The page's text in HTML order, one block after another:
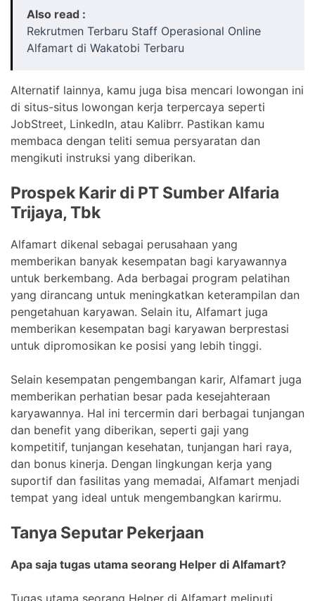
Also read :
Rekrutmen Terbaru Staff Operasional Online
Alfamart di Wakatobi Terbaru
Alternatif lainnya, kamu juga bisa mencari lowongan ini
di situs-situs lowongan kerja terpercaya seperti
JobStreet, LinkedIn, atau Kalibrr. Pastikan kamu
membaca dengan teliti semua persyaratan dan
mengikuti instruksi yang diberikan.
Prospek Karir di PT Sumber Alfaria
Trijaya, Tbk
Alfamart dikenal sebagai perusahaan yang
memberikan banyak kesempatan bagi karyawannya
untuk berkembang. Ada berbagai program pelatihan
yang dirancang untuk meningkatkan keterampilan dan
pengetahuan karyawan. Selain itu, Alfamart juga
memberikan kesempatan bagi karyawan berprestasi
untuk dipromosikan ke posisi yang lebih tinggi.
Selain kesempatan pengembangan karir, Alfamart juga
memberikan perhatian besar pada kesejahteraan
karyawannya. Hal ini tercermin dari berbagai tunjangan
dan benefit yang diberikan, seperti gaji yang
kompetitif, tunjangan kesehatan, tunjangan hari raya,
dan bonus kinerja. Dengan lingkungan kerja yang
suportif dan fasilitas yang memadai, Alfamart menjadi
tempat yang ideal untuk mengembangkan karirmu.
Tanya Seputar Pekerjaan
Apa saja tugas utama seorang Helper di Alfamart?
Tugas utama seorang Helper di Alfamart meliputi